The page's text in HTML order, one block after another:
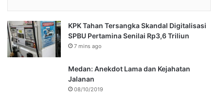
KPK Tahan Tersangka Skandal Digitalisasi
SPBU Pertamina Senilai Rp3,6 Triliun
7 mins ago
Medan: Anekdot Lama dan Kejahatan
Jalanan
08/10/2019